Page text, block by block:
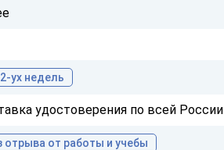
ух недель
удостоверения по всей России
отрыва от работы и учебы